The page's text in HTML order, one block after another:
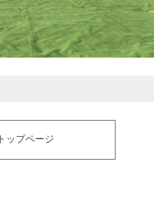
トップページ